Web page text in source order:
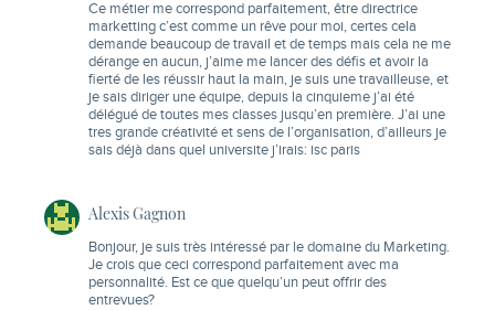
Ce métier me correspond parfaitement, être directrice
marketting c’est comme un rêve pour moi, certes cela
demande beaucoup de travail et de temps mais cela ne me
dérange en aucun, j’aime me lancer des défis et avoir la
fierté de les réussir haut la main, je suis une travailleuse, et
je sais diriger une équipe, depuis la cinquieme j’ai été
délégué de toutes mes classes jusqu’en première. J’ai une
tres grande créativité et sens de l’organisation, d’ailleurs je
sais déjà dans quel universite j’irais: isc paris
Alexis Gagnon
Bonjour, je suis très intéressé par le domaine du Marketing.
Je crois que ceci correspond parfaitement avec ma
personnalité. Est ce que quelqu’un peut offrir des
entrevues?